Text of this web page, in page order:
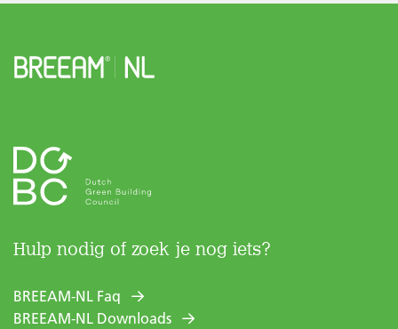
Hulp nodig of zoek je nog iets?
BREEAM-NL Faq
BREEAM-NL Downloads